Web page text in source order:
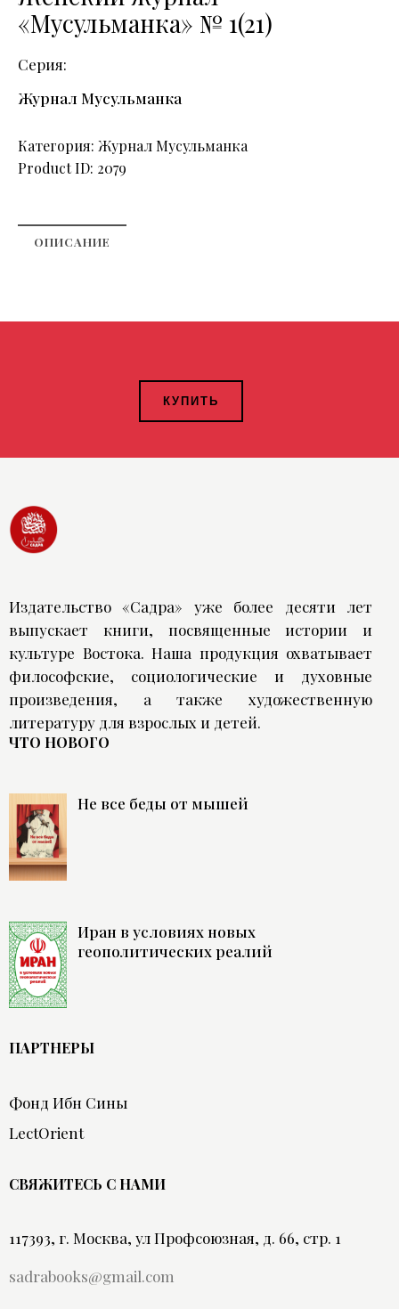
«Мусульманка» № 1(21)
Серия
Журнал Мусульманка
Категория: Журнал Мусульманка
Product ID: 2079
ОПИСАНИЕ
КУПИТЬ
Издательство «Садра» уже более десяти лет
выпускает книги, посвященные истории и
культуре Востока. Наша продукция охватывает
философские, социологические и духовные
произведения, а также художественную
литературу для взрослых и детей.
ЧТО НОВОГО
Не все беды от мышей
Иран в условиях новых
геополитических реалий
ПАРТНЕРЫ
Фонд Ибн Сины
LectOrient
СВЯЖИТЕСЬ С НАМИ
117393, г. Москва, ул Профсоюзная, д. 66, стр. 1
sadrabooks@gmail.com